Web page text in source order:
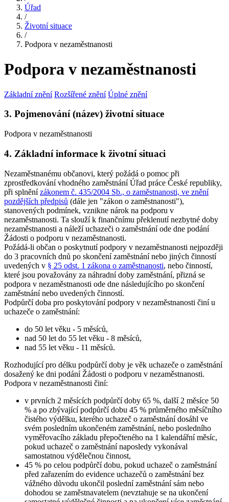
Úřad
/
Životní situace
/
Podpora v nezaměstnanosti
Podpora v nezaměstnanosti
Základní znění Rozšířené znění Úplné znění
3. Pojmenování (název) životní situace
Podpora v nezaměstnanosti
4. Základní informace k životní situaci
Nezaměstnanému občanovi, který požádá o pomoc při
zprostředkování vhodného zaměstnání Úřad práce České republiky,
při splněnízákonem č. 435/2004 Sb., o zaměstnanosti, ve znění
pozdějších předpisů (dále jen "zákon o zaměstnanosti"),
stanovených podmínek, vznikne nárok na podporu v
nezaměstnanosti. Ta slouží k finančnímu překlenutí nezbytné doby
nezaměstnanosti a náleží uchazeči o zaměstnání ode dne podání
Žádosti o podporu v nezaměstnanosti.
Požádá-li občan o poskytnutí podpory v nezaměstnanosti nejpozději
do 3 pracovních dnů po skončení zaměstnání nebo jiných činností
uvedených v § 25 odst. 1 zákona o zaměstnanosti, nebo činností,
které jsou považovány za náhradní doby zaměstnání, přizná se
podpora v nezaměstnanosti ode dne následujícího po skončení
zaměstnání nebo uvedených činností.
Podpůrčí doba pro poskytování podpory v nezaměstnanosti činí u
uchazeče o zaměstnání:
do 50 let věku - 5 měsíců,
nad 50 let do 55 let věku - 8 měsíců,
nad 55 let věku - 11 měsíců.
Rozhodující pro délku podpůrčí doby je věk uchazeče o zaměstnání
dosažený ke dni podání Žádosti o podporu v nezaměstnanosti.
Podpora v nezaměstnanosti činí:
v prvních 2 měsících podpůrčí doby 65 %, další 2 měsíce 50
% a po zbývající podpůrčí dobu 45 % průměrného měsíčního
čistého výdělku, kterého uchazeč o zaměstnání dosáhl ve
svém posledním ukončeném zaměstnání, nebo posledního
vyměřovacího základu přepočteného na 1 kalendářní měsíc,
pokud uchazeč o zaměstnání naposledy vykonával
samostatnou výdělečnou činnost,
45 % po celou podpůrčí dobu, pokud uchazeč o zaměstnání
před zařazením do evidence uchazečů o zaměstnání bez
vážného důvodu ukončil poslední zaměstnání sám nebo
dohodou se zaměstnavatelem (nevztahuje se na ukončení